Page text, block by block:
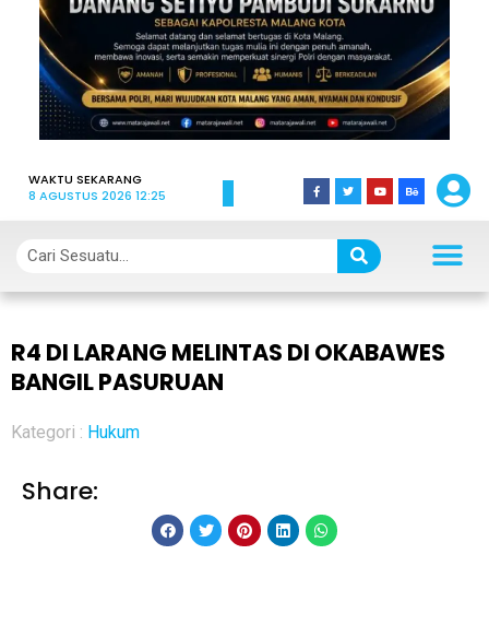
WAKTU SEKARANG
8 AGUSTUS 2026 12:25
R4 DI LARANG MELINTAS DI OKABAWES
BANGIL PASURUAN
Kategori : Hukum
Share: